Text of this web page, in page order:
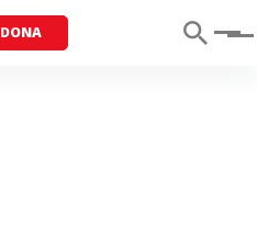
DONA Menu